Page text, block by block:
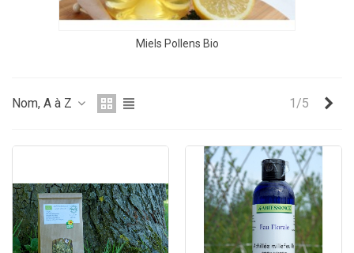
Miels Pollens Bio
Nom, A à Z 1/5